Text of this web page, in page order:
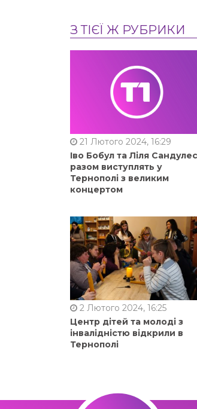
З ТІЄЇ Ж РУБРИКИ
21 Лютого 2024, 16:29
Іво Бобул та Ліля
разом виступлять у
Тернополі з великим
концертом
2 Лютого 2024, 16:25
Центр дітей та молоді з
інвалідністю відкрили в
Тернополі